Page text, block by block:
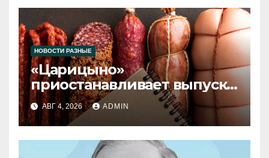
НОВОСТИ РАЗНЫЕ
«Царицыно»
приостанавливает выпуск
продукции
АВГ 4, 2026 ADMIN